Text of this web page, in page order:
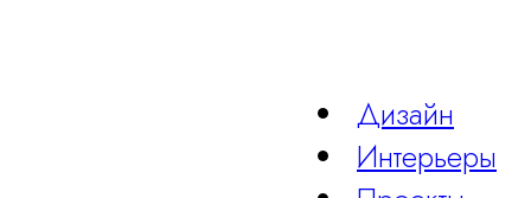
Дизайн
Интерьеры